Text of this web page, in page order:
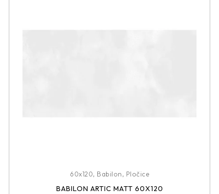
60x120, Babilon, Pločice
BABILON ARTIC MATT 60X120